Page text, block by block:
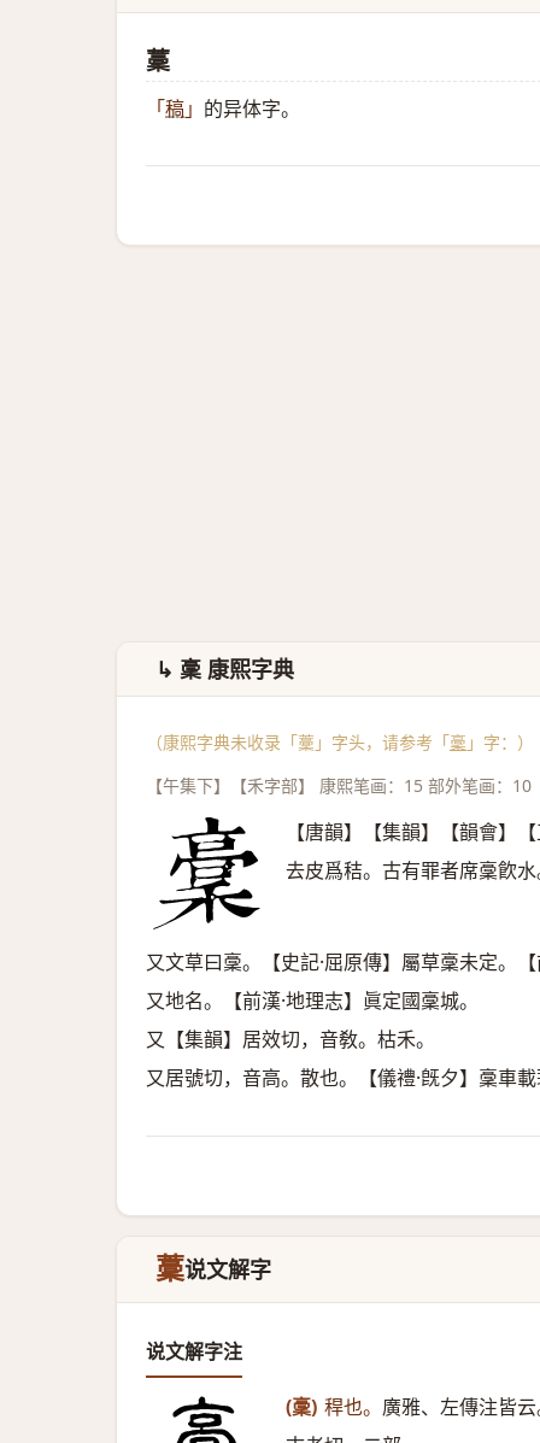
藳
「 稿 」 的异体字。
↳ 稾 康熙字典
（康熙字典未收录「藳」字头，请参考「稾 」字：）
【午集下】【禾字部】 康熙笔画：15 部外笔画：10
【唐韻】【集韻】【韻會】
去皮爲秸。古有罪者席稾飮
又文草曰稾。【史記·屈原傳】屬草稾未定。
又地名。【前漢·地理志】眞定國稾城。
又【集韻】居效切，音敎。枯禾。
又居號切，音高。散也。【儀禮·旣夕】稾車
藳说文解字
说文解字注
(稾) 稈也。 廣雅、左傳注皆